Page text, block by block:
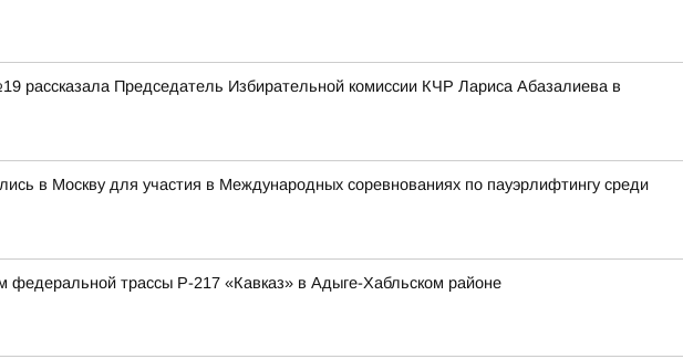
рассказала Председатель Избирательной комиссии КЧР Лариса Абазалиева в
в Москву для участия в Международных соревнованиях по пауэрлифтингу среди
трассы Р-217 «Кавказ» в Адыге-Хабльском районе